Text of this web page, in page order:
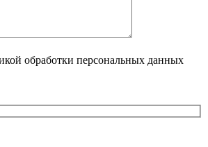
обработки персональных данных